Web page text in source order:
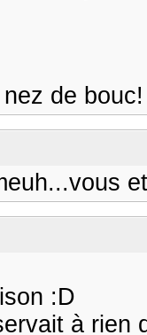
de bouc!
:D
à rien